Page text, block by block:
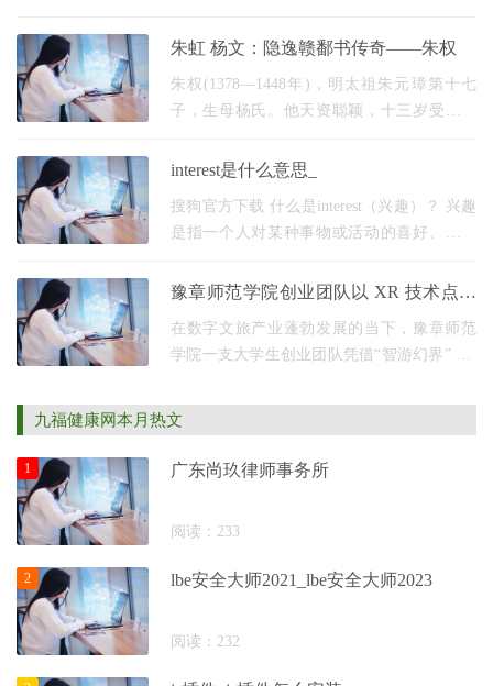
年，对于中民美好集团而言，是一个值得铭
朱虹 杨文：隐逸赣鄱书传奇——朱权
朱权(1378—1448年)，明太祖朱元璋第十七
子，生母杨氏。他天资聪颖，十三岁受封宁
兵八万、战车六千，麾下朵颜三卫骑兵骁勇
interest是什么意思_
搜狗官方下载 什么是interest（兴趣）？ 兴趣
是指一个人对某种事物或活动的喜好、关注
域或活动的好奇心和追求，可以是个人的爱
豫章师范学院创业团队以 XR 技术点亮
数字文旅未来
在数字文旅产业蓬勃发展的当下，豫章师范
学院一支大学生创业团队凭借“智游幻界” XR
人、助力大学生创新创业的优秀成果。该团
队由在校学
九福健康网本月热文
广东尚玖律师事务所
阅读：233
1
lbe安全大师2021_lbe安全大师2023
阅读：232
2